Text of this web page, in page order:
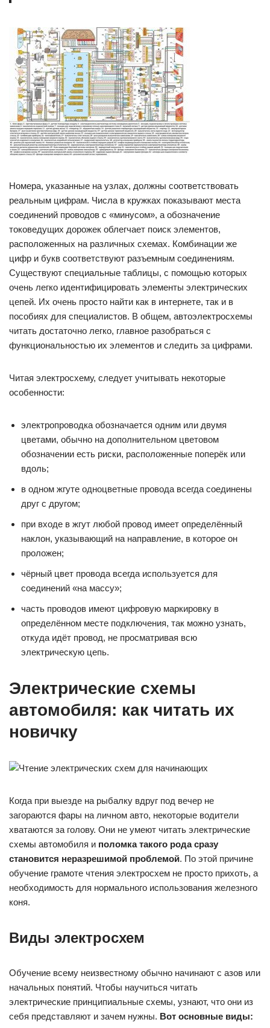
Номера, указанные на узлах, должны соответствовать
реальным цифрам. Числа в кружках показывают места
соединений проводов с «минусом», а обозначение
токоведущих дорожек облегчает поиск элементов,
расположенных на различных схемах. Комбинации же
цифр и букв соответствуют разъемным соединениям.
Существуют специальные таблицы, с помощью которых
очень легко идентифицировать элементы электрических
цепей. Их очень просто найти как в интернете, так и в
пособиях для специалистов. В общем, автоэлектросхемы
читать достаточно легко, главное разобраться с
функциональностью их элементов и следить за цифрами.
Читая электросхему, следует учитывать некоторые
особенности:
электропроводка обозначается одним или двумя
цветами, обычно на дополнительном цветовом
обозначении есть риски, расположенные поперёк или
вдоль;
в одном жгуте одноцветные провода всегда соединены
друг с другом;
при входе в жгут любой провод имеет определённый
наклон, указывающий на направление, в которое он
проложен;
чёрный цвет провода всегда используется для
соединений «на массу»;
часть проводов имеют цифровую маркировку в
определённом месте подключения, так можно узнать,
откуда идёт провод, не просматривая всю
электрическую цепь.
Электрические схемы
автомобиля: как читать их
новичку
Когда при выезде на рыбалку вдруг под вечер не
загораются фары на личном авто, некоторые водители
хватаются за голову. Они не умеют читать электрические
схемы автомобиля и поломка такого рода сразу
становится неразрешимой проблемой. По этой причине
обучение грамоте чтения электросхем не просто прихоть, а
необходимость для нормального использования железного
коня.
Виды электросхем
Обучение всему неизвестному обычно начинают с азов или
начальных понятий. Чтобы научиться читать
электрические принципиальные схемы, узнают, что они из
себя представляют и зачем нужны. Вот основные виды: